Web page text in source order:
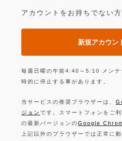
アカウントをお持ちでない
新規アカウン
毎週日曜の午前4:40～5:10 メンテ
時的に停止する事があります。
当サービスの推奨ブラウザーは、
ジョン です。スマートフォンをご
の最新バージョンのGoogle
上記以外のブラウザーでは正常に